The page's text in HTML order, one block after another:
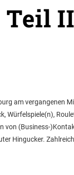
Teil
am vergangenen
Würfelspiele(n),
von (Business-
Hingucker.